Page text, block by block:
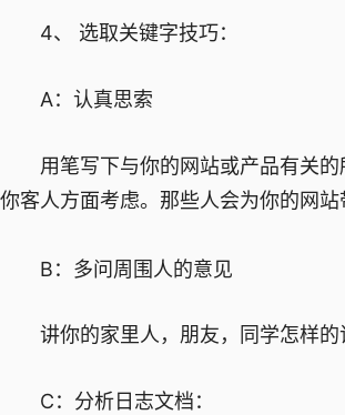
4、 选取关键字技巧：
A：认真思索
用笔写下与你的网站或产品有关的
你客人方面考虑。那些人会为你的网
B：多问周围人的意见
讲你的家里人，朋友，同学怎样的
C：分析日志文档：